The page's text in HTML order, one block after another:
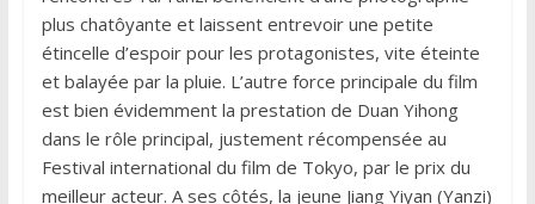
plus chatôyante et laissent entrevoir une petite
étincelle d’espoir pour les protagonistes, vite éteinte
et balayée par la pluie. L’autre force principale du film
est bien évidemment la prestation de Duan Yihong
dans le rôle principal, justement récompensée au
Festival international du film de Tokyo, par le prix du
meilleur acteur. A ses côtés, la jeune Jiang Yiyan (Yanzi)